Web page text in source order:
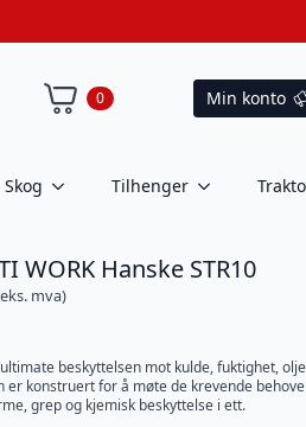
0 Min konto
Skog Tilhenger
WORK Hanske STR10
eks. mva)
beskyttelsen mot kulde, fuktighet,
er konstruert for å møte de krevende
grep og kjemisk beskyttelse i ett.